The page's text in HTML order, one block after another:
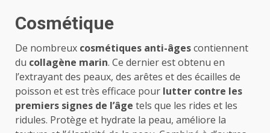
Cosmétique
De nombreux cosmétiques anti-âgescontiennent
du collagène marin. Ce dernier est obtenu en
l’extrayant des peaux, des arêtes et des écailles de
poisson et est très efficace pour lutter contre les
premiers signes de l’âge tels que les rides et les
ridules. Protège et hydrate la peau, améliore la